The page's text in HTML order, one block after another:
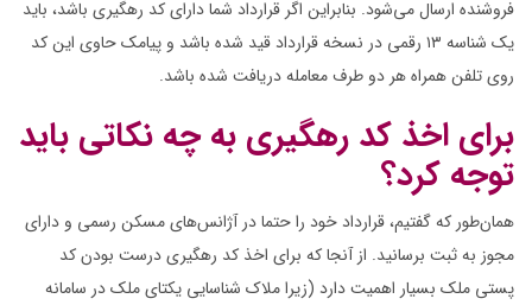
فروشنده ارسال می‌شود. بنابراین اگر قرارداد شما دارای کد رهگیری باشد، باید
یک شناسه ۱۳ رقمی در نسخه قرارداد قید شده باشد و پیامک حاوی این کد
روی تلفن همراه هر دو طرف معامله دریافت شده باشد.
برای اخذ کد رهگیری به چه نکاتی باید
توجه کرد؟
همان‌طور که گفتیم، قرارداد خود را حتما در آژانس‌های مسکن رسمی و دارای
مجوز به ثبت برسانید. از آنجا که برای اخذ کد رهگیری درست بودن کد
پستی ملک بسیار اهمیت دارد (زیرا ملاک شناسایی یکتای ملک در سامانه